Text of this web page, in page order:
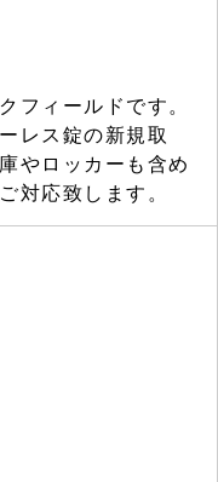
フィールドです。
レス錠の新規取
ロッカーも含め
対応致します。